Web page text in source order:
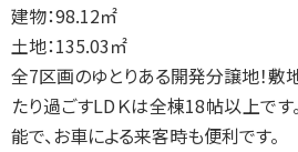
建物：98.12㎡
土地：135.03㎡
全7区画のゆとりある開発分譲地！敷
たり過ごすLDＫは全棟18帖以上で
能で、お車による来客時も便利です。